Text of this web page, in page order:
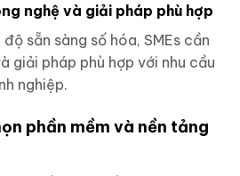
nghệ và giải pháp phù hợp
sẵn sàng số hóa, SMEs cần
giải pháp phù hợp với nhu cầu
nghiệp.
phần mềm và nền tảng